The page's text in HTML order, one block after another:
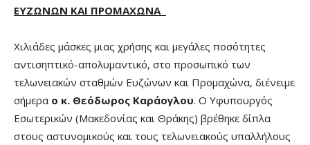
ΕΥΖΩΝΩΝ ΚΑΙ ΠΡΟΜΑΧΩΝΑ
Χιλιάδες μάσκες μιας χρήσης και μεγάλες ποσότητες
αντισηπτικό-απολυμαντικό, στο προσωπικό των
τελωνειακών σταθμών Ευζώνων και Προμαχώνα, διένειμε
σήμερα ο κ. Θεόδωρος Καράογλου. Ο Υφυπουργός
Εσωτερικών (Μακεδονίας και Θράκης) βρέθηκε δίπλα
στους αστυνομικούς και τους τελωνειακούς υπαλλήλους